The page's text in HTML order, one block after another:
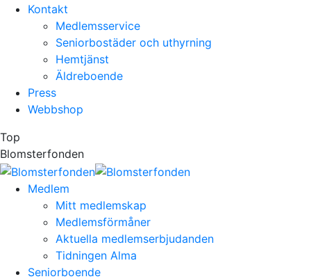
Kontakt
Medlemsservice
Seniorbostäder och uthyrning
Hemtjänst
Äldreboende
Press
Webbshop
Top
Blomsterfonden
Medlem
Mitt medlemskap
Medlemsförmåner
Aktuella medlemserbjudanden
Tidningen Alma
Seniorboende